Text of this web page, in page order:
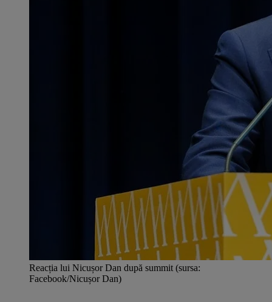
Reacția lui Nicușor Dan după summit (sursa:
Facebook/Nicușor Dan)